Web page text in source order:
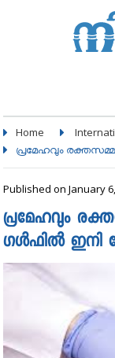
Home
പ്രമേഹവും
Published on January
പ്രമേഹവും
ഗള്‍ഫില്‍ ഇനി